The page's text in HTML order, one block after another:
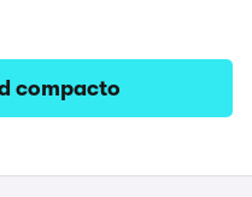
compacto